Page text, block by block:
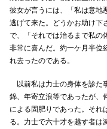
彼女が言うには、「私は意地
逃げて来た。どうかお助け下
で、「それでは治るまで私の
非常に喜んだ。約一ケ月半位
れ去ったのである。
以前私は力士の身体を診た
錦、年寄立浪等であったが、
による固肥りであった。それ
る。力士で六十才を越す者は